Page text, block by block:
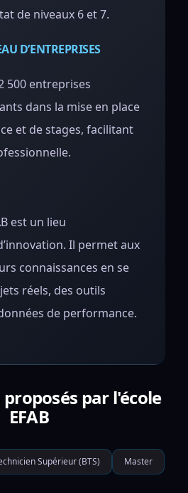
de niveaux 6 et 7.
D’ENTREPRISES
500 entreprises
dans la mise en place
et de stages, facilitant
est un lieu
Il permet aux
connaissances en se
réels, des outils
de performance.
par l'école
EFAB
Supérieur (BTS) Master